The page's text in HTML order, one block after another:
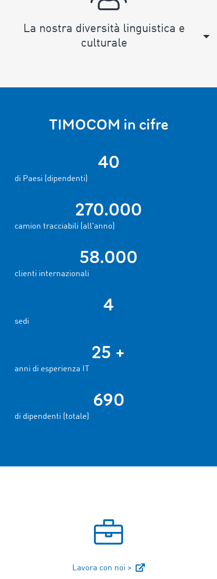
La nostra diversità linguistica e
culturale
TIMOCOM in cifre
40
di Paesi (dipendenti)
270.000
camion tracciabili (all'anno)
58.000
clienti internazionali
4
sedi
25 +
anni di esperienza IT
690
di dipendenti (totale)
Lavora con noi >